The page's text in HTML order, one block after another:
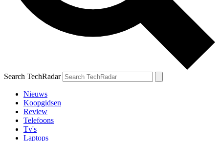
Search TechRadar
Nieuws
Koopgidsen
Review
Telefoons
Tv's
Laptops